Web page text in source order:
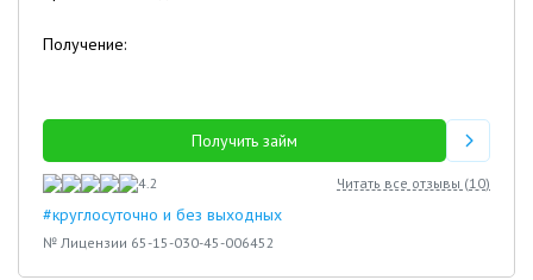
Получение:
Получить займ
4.2 Читать все отзывы (10)
#круглосуточно и без выходных
№ Лицензии 65-15-030-45-006452